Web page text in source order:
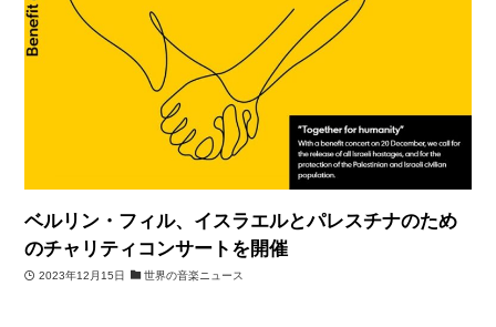
ベルリン・フィル、イスラエルとパレスチナのため
のチャリティコンサートを開催
2023年12月15日 世界の音楽ニュース